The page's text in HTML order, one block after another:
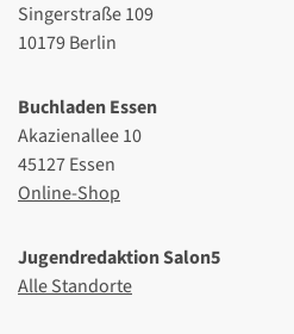
Singerstraße 109
10179 Berlin
Buchladen Essen
Akazienallee 10
45127 Essen
Online-Shop
Jugendredaktion Salon5
Alle Standorte